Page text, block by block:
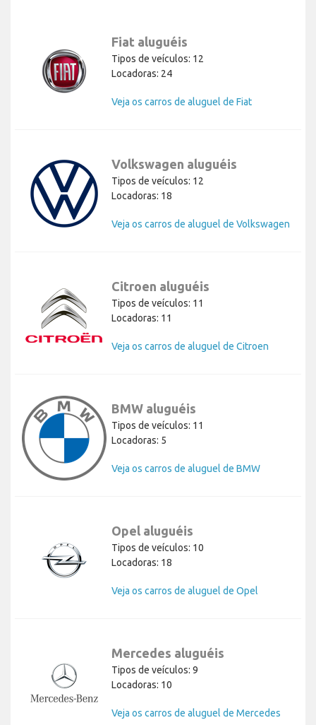
Fiat aluguéis
Tipos de veículos: 12
Locadoras: 24
Veja os carros de aluguel de Fiat
Volkswagen aluguéis
Tipos de veículos: 12
Locadoras: 18
Veja os carros de aluguel de Volkswagen
Citroen aluguéis
Tipos de veículos: 11
Locadoras: 11
Veja os carros de aluguel de Citroen
BMW aluguéis
Tipos de veículos: 11
Locadoras: 5
Veja os carros de aluguel de BMW
Opel aluguéis
Tipos de veículos: 10
Locadoras: 18
Veja os carros de aluguel de Opel
Mercedes aluguéis
Tipos de veículos: 9
Locadoras: 10
Veja os carros de aluguel de Mercedes